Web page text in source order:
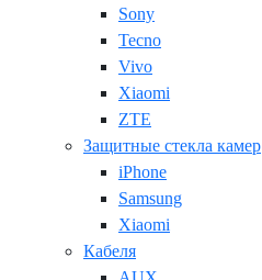
Sony
Tecno
Vivo
Xiaomi
ZTE
Защитные стекла камер
iPhone
Samsung
Xiaomi
Кабеля